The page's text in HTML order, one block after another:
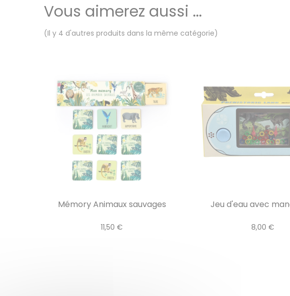
Vous aimerez aussi ...
(Il y 4 d'autres produits dans la même catégorie)
Mémory Animaux sauvages
11,50 €
Jeu d'eau avec
8,00 €